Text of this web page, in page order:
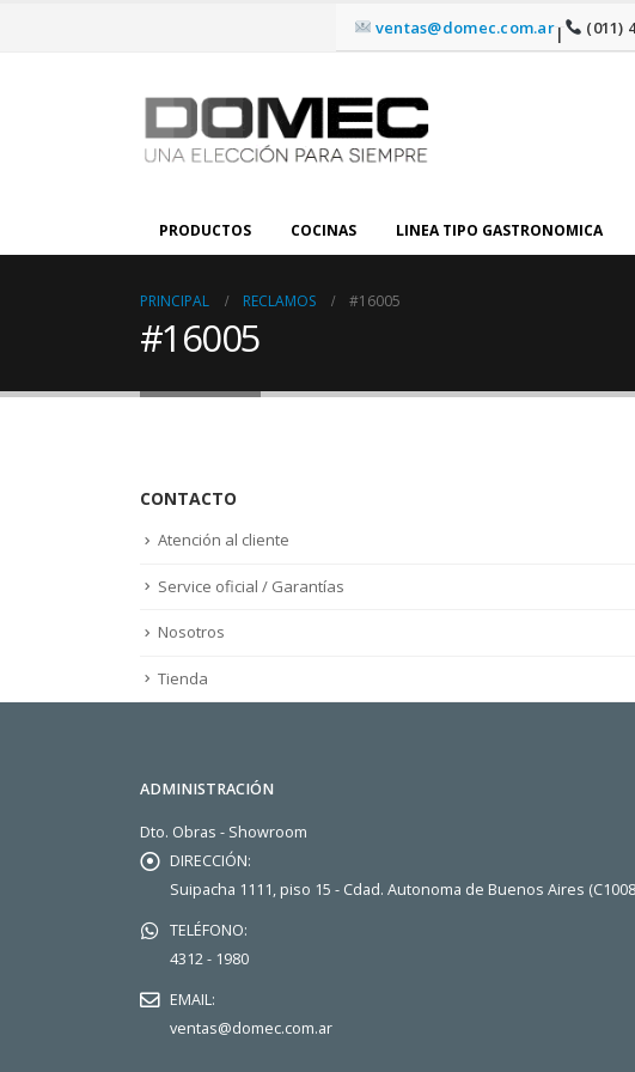
ventas@domec.com.ar| (011)
PRODUCTOS COCINAS LINEA TIPO GASTRONOMICA
PRINCIPAL RECLAMOS #16005
#16005
CONTACTO
Atención al cliente
Service oficial / Garantías
Nosotros
Tienda
ADMINISTRACIÓN
Dto. Obras - Showroom
DIRECCIÓN:
Suipacha 1111, piso 15 - Cdad. Autonoma de Buenos Aires
TELÉFONO:
4312 - 1980
EMAIL:
ventas@domec.com.ar